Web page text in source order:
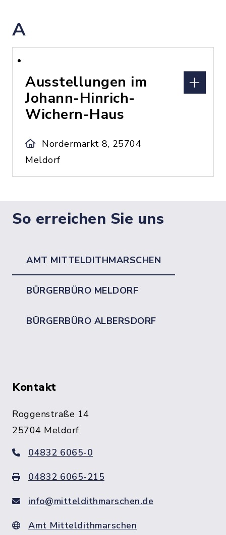
A
Ausstellungen im
Johann-Hinrich-
Wichern-Haus
Nordermarkt 8, 25704
Meldorf
So erreichen Sie uns
AMT MITTELDITHMARSCHEN
BÜRGERBÜRO MELDORF
BÜRGERBÜRO ALBERSDORF
Kontakt
Roggenstraße 14
25704 Meldorf
04832 6065-0
04832 6065-215
info@mitteldithmarschen.de
Amt Mitteldithmarschen